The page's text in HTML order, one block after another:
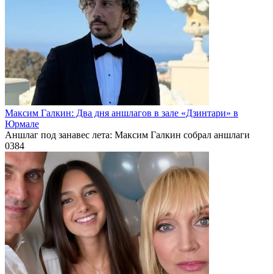
Максим Галкин: Два дня аншлагов в зале «Дзинтари» в
Юрмале
Аншлаг под занавес лета: Максим Галкин собрал аншлаги
0384